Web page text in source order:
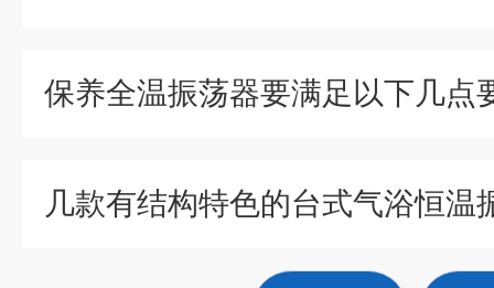
保养全温振荡器要满足以下几点